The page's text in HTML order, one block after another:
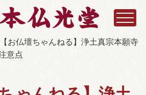
【お仏壇ちゃんねる】浄土真宗本願寺
意点